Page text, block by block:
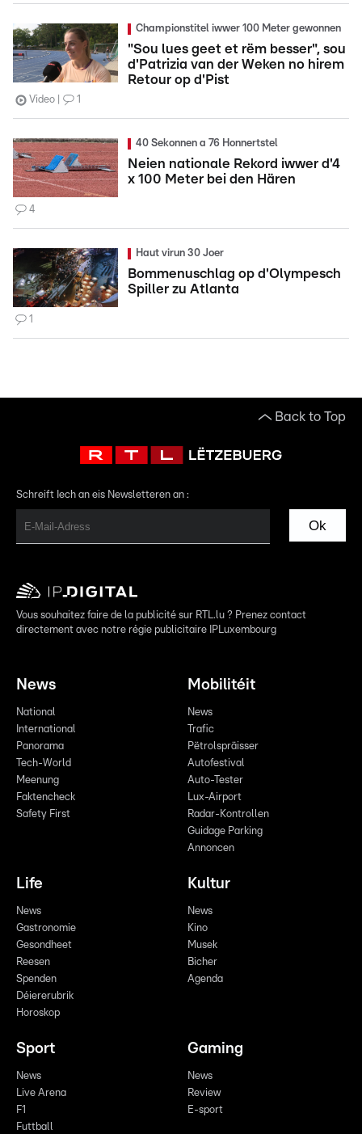
Championstitel iwwer 100 Meter gewonnen
"Sou lues geet et rëm besser", sou
d'Patrizia van der Weken no hirem
Retour op d'Pist
Video 1
40 Sekonnen a 76 Honnertstel
Neien nationale Rekord iwwer d'4
x 100 Meter bei den Hären
4
Haut virun 30 Joer
Bommenuschlag op d'Olympesch
Spiller zu Atlanta
1
Back to Top
Schreift Iech an eis Newsletteren an :
Ok
Vous souhaitez faire de la publicité sur RTL.lu ? Prenez contact
directement avec notre régie publicitaire IPLuxembourg
News
National
International
Panorama
Tech-World
Meenung
Faktencheck
Safety First
Mobilitéit
News
Trafic
Pëtrolspräisser
Autofestival
Auto-Tester
Lux-Airport
Radar-Kontrollen
Guidage Parking
Annoncen
Life
News
Gastronomie
Gesondheet
Reesen
Spenden
Déiererubrik
Horoskop
Kultur
News
Kino
Musek
Bicher
Agenda
Sport
News
Live Arena
F1
Futtball
Gaming
News
Review
E-sport